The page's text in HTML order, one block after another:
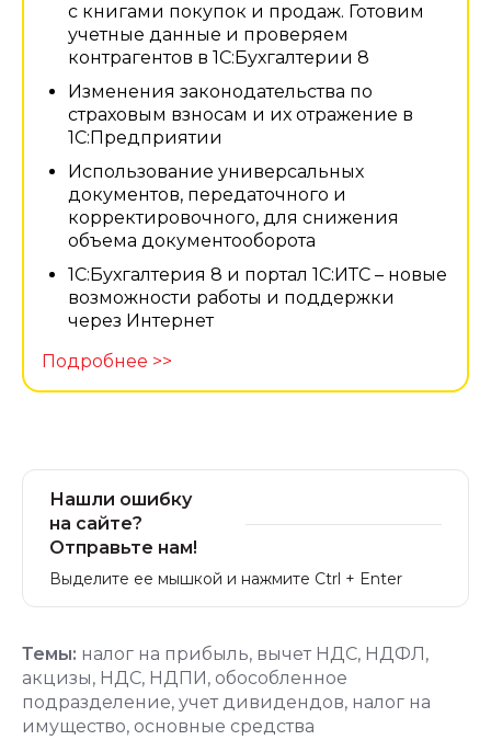
с книгами покупок и продаж. Готовим
учетные данные и проверяем
контрагентов в 1С:Бухгалтерии 8
Изменения законодательства по
страховым взносам и их отражение в
1С:Предприятии
Использование универсальных
документов, передаточного и
корректировочного, для снижения
объема документооборота
1С:Бухгалтерия 8 и портал 1С:ИТС – новые
возможности работы и поддержки
через Интернет
Подробнее >>
Нашли ошибку
на сайте?
Отправьте нам!
Выделите ее мышкой и нажмите Ctrl + Enter
Темы: налог на прибыль, вычет НДС, НДФЛ,
акцизы, НДС, НДПИ, обособленное
подразделение, учет дивидендов, налог на
имущество, основные средства